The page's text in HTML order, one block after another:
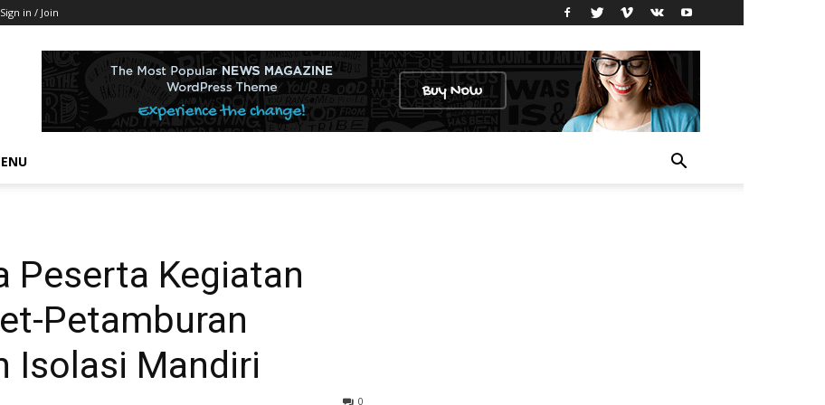
Sign in / Join
Peserta Kegiatan
Petamburan
Isolasi Mandiri
0